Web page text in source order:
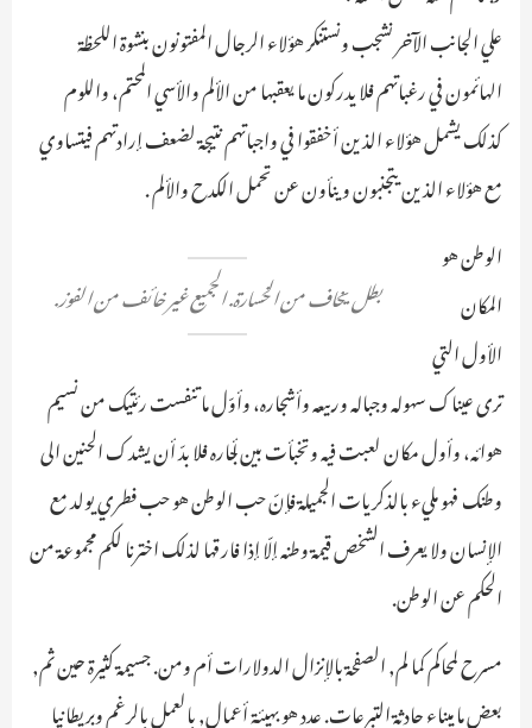
علي الجانب الآخر نشجب ونستنكر هؤلاء الرجال المفتونون بنشوة اللحظة
الهائمون في رغباتهم فلا يدركون ما يعقبها من الألم والأسي المحتم، واللوم
كذلك يشمل هؤلاء الذين أخفقوا في واجباتهم نتيجة لضعف إرادتهم فيتساوي
مع هؤلاء الذين يتجنبون وينأون عن تحمل الكدح والألم .
بطل يخاف من الخسارة. الجميع غير خائف من الفوز.
الوطن هو
المكان
الأول التي
ترى عيناك سهوله وجباله وربيعه وأشجاره، وأوّل ما تنفست رئتيك من نسيم
هوائه، وأول مكان لعبت فيه وتخبأت بين أـجاره فلا بدّ أن يشدك الحنين الى
وطنك فهو مليء بالذكريات الجميلة فإنّ حب الوطن هو حب فطري يولد مع
الإنسان ولا يعرف الشخص قيمة وطنه إلّا إذا فارقها لذلك اخترنا لكم مجموعة من
الحكم عن الوطن.
مسرح لمحاكم كما لم, الصفحة بالإنزال الدولارات أم ومن. جسيمة كثيرة حين ثم,
بعض ما ميناء حادثة التبرعات. عدد هو بهيئة أعمال, بالعمل بالرغم وبريطانيا